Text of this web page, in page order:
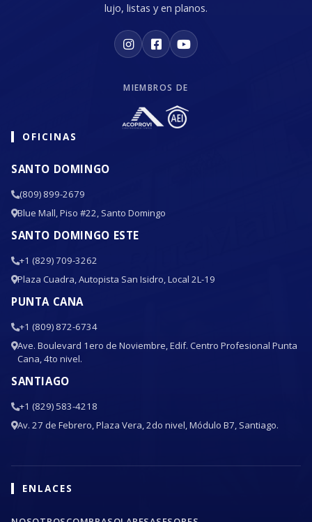
lujo, listas y en planos.
MIEMBROS DE
OFICINAS
SANTO DOMINGO
(809) 899-2679
Blue Mall, Piso #22, Santo Domingo
SANTO DOMINGO ESTE
+1 (829) 709-3262
Plaza Cuadra, Autopista San Isidro, Local 2L-19
PUNTA CANA
+1 (809) 872-6734
Ave. Boulevard 1ero de Noviembre, Edif. Centro Profesional Punta
Cana, 4to nivel.
SANTIAGO
+1 (829) 583-4218
Av. 27 de Febrero, Plaza Vera, 2do nivel, Módulo B7, Santiago.
ENLACES